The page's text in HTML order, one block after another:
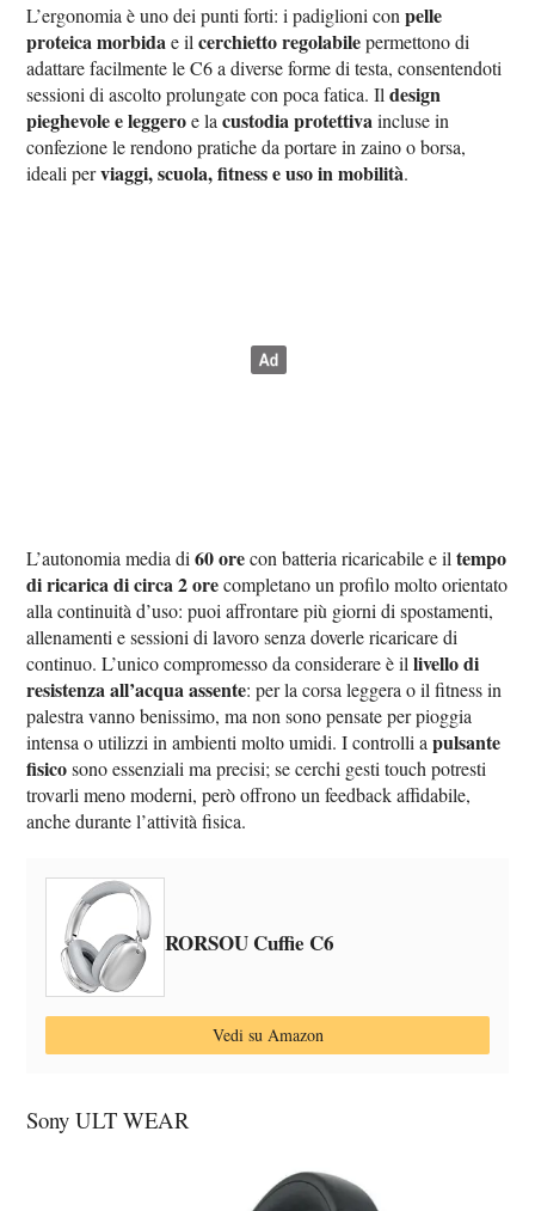
L’ergonomia è uno dei punti forti: i padiglioni conpelle
proteica morbidae ilcerchietto regolabilepermettono di
adattare facilmente le C6 a diverse forme di testa, consentendoti
sessioni di ascolto prolungate con poca fatica. Ildesign
pieghevole e leggeroe lacustodia protettivaincluse in
confezione le rendono pratiche da portare in zaino o borsa,
ideali perviaggi, scuola, fitness e uso in mobilità.
L’autonomia media di60 orecon batteria ricaricabile e iltempo
di ricarica di circa 2 orecompletano un profilo molto orientato
alla continuità d’uso: puoi affrontare più giorni di spostamenti,
allenamenti e sessioni di lavoro senza doverle ricaricare di
continuo. L’unico compromesso da considerare è illivello di
resistenza all’acqua assente: per la corsa leggera o il fitness in
palestra vanno benissimo, ma non sono pensate per pioggia
intensa o utilizzi in ambienti molto umidi. I controlli apulsante
fisicosono essenziali ma precisi; se cerchi gesti touch potresti
trovarli meno moderni, però offrono un feedback affidabile,
anche durante l’attività fisica.
RORSOU Cuffie C6
Vedi su Amazon
Sony ULT WEAR